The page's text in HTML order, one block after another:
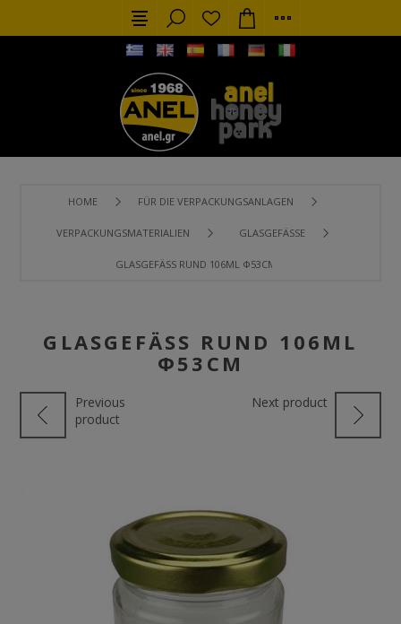
HOME FÜR DIE VERPACKUNGSANLAGEN
VERPACKUNGSMATERIALIEN GLASGEFÄSSE
GLASGEFÄSS RUND 106ML Φ53CM
GLASGEFÄSS RUND 106ML Φ
53CM
Previous
product
Next product